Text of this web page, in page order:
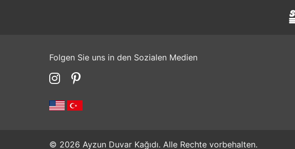
Folgen Sie uns in den Sozialen Medien
© 2026 Ayzun Duvar Kağıdı. Alle Rechte vorbehalten.